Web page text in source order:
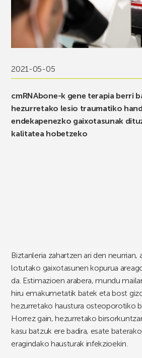
2021-05-05
cmRNAbone-k gene terapia berri
hezurretako lesio traumatiko
endekapenezko gaixotasunak
kalitatea hobetzeko
Biztanleria zahartzen ari den neurrian,
lotutako gaixotasunen kopurua
da. Estimazioen arabera, mundu
hiru emakumetatik batek eta bost
hezurretako haustura osteoporotiko
Horrez gain, hezurretako
kasu batzuk ere badira, esate
eragindako hausturak infekzioekin.